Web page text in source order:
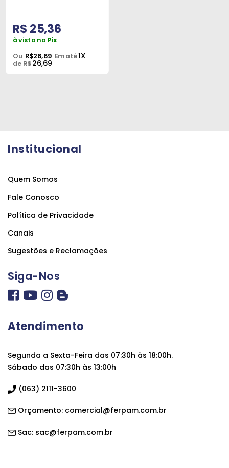
R$ 25,36
à vista no Pix
Ou R$26,69 Em até1X
de R$26,69
Institucional
Quem Somos
Fale Conosco
Política de Privacidade
Canais
Sugestões e Reclamações
Siga-Nos
Atendimento
Segunda a Sexta-Feira das 07:30h às 18:00h.
Sábado das 07:30h às 13:00h
(063) 2111-3600
Orçamento: comercial@ferpam.com.br
Sac: sac@ferpam.com.br